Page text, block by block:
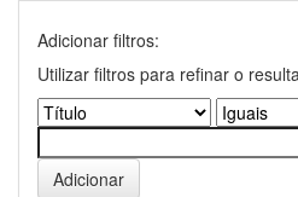
Adicionar filtros:
Utilizar filtros para refinar o